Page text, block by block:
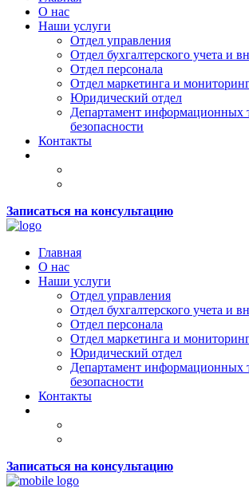
О нас
Наши услуги
Отдел управления
Отдел бухгалтерского учета и
Отдел персонала
Отдел маркетинга и
Юридический отдел
Департамент информационных
безопасности
Контакты
Записаться на консультацию
Главная
О нас
Наши услуги
Отдел управления
Отдел бухгалтерского учета и
Отдел персонала
Отдел маркетинга и
Юридический отдел
Департамент информационных
безопасности
Контакты
Записаться на консультацию